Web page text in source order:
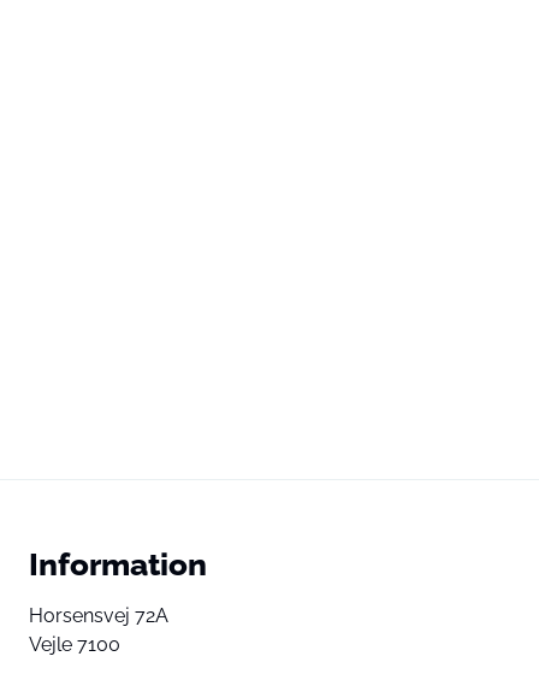
Information
Horsensvej 72A
Vejle 7100